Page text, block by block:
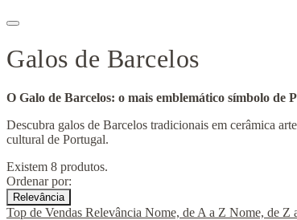
Galos de Barcelos
O Galo de Barcelos: o mais emblemático símbolo de
Descubra galos de Barcelos tradicionais em cerâmica
cultural de Portugal.
Existem 8 produtos.
Ordenar por:
Relevância
Top de Vendas Relevância Nome, de A a Z Nome, de Z